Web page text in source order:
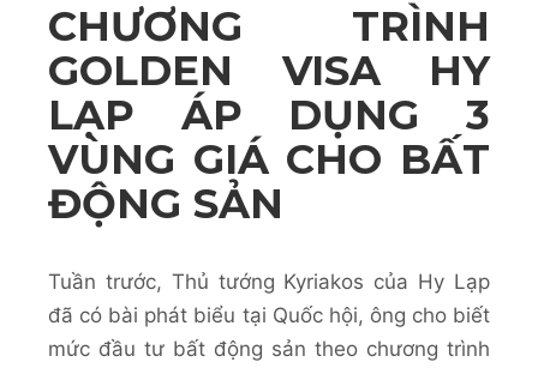
CHƯƠNG TRÌNH
GOLDEN VISA HY
LẠP ÁP DỤNG 3
VÙNG GIÁ CHO BẤT
ĐỘNG SẢN
Tuần trước, Thủ tướng Kyriakos của Hy Lạp
đã có bài phát biểu tại Quốc hội, ông cho biết
mức đầu tư bất động sản theo chương trình